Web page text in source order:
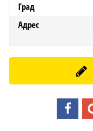
Град
Адрес